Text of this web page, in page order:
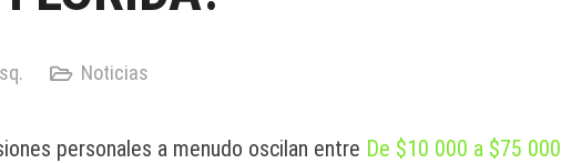
Noticias
personales a menudo oscilan entre De $10 000 a $75 000